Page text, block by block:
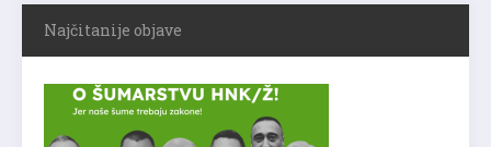
Najčitanije objave